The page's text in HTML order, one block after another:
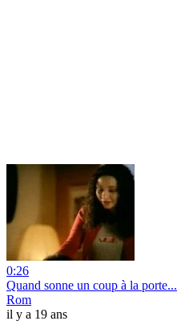
0:26
Quand sonne un coup à la porte...
Rom
il y a 19 ans